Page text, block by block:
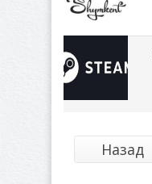
Назад